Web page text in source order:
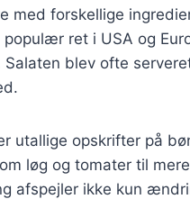
med forskellige
populær ret i USA og
Salaten blev ofte
utallige opskrifter på
løg og tomater til
afspejler ikke kun